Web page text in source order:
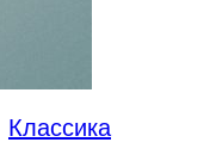
Классика